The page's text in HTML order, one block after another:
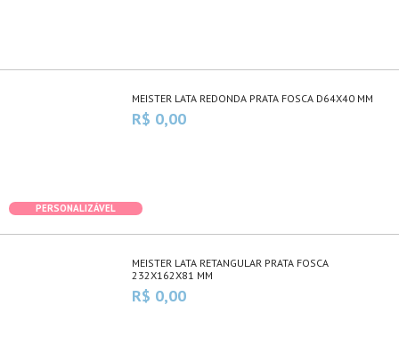
MEISTER LATA REDONDA PRATA FOSCA D64X40 MM
R$ 0,00
PERSONALIZÁVEL
MEISTER LATA RETANGULAR PRATA FOSCA
232X162X81 MM
R$ 0,00